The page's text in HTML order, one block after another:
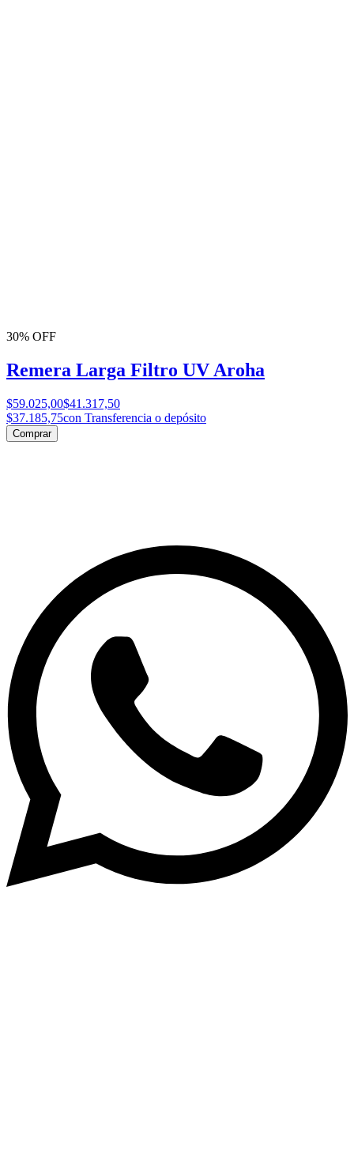
30% OFF
Remera Larga Filtro UV Aroha
$59.025,00$41.317,50
$37.185,75con Transferencia o depósito
Comprar